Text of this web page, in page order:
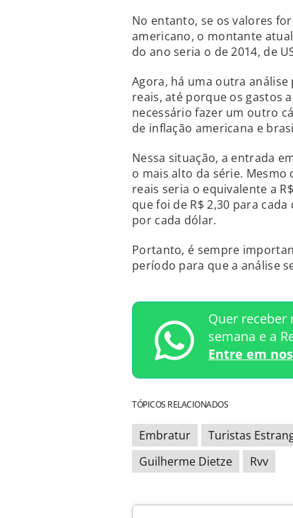
No entanto, se os valores
americano, o montante
do ano seria o de 2014, de
Agora, há uma outra
reais, até porque os gastos
necessário fazer um outro
de inflação americana e
Nessa situação, a entrada
o mais alto da série. Mesmo
reais seria o equivalente a
que foi de R$ 2,30 para
por cada dólar.
Portanto, é sempre
período para que a análise
Quer receber
semana e a
Entre em
TÓPICOS RELACIONADOS
Embratur Turistas
Guilherme Dietze
Rvv